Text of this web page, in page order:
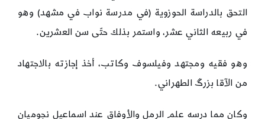
التحق بالدراسة الحوزوية (في مدرسة نواب في مشهد) وهو
في ربيعه الثاني عشر، واستمر بذلك حتّى سن العشرين.
وهو فقيه ومجتهد وفيلسوف وكاتب، أخذ إجازته بالاجتهاد
من الآقا بزرگ الطهراني.
وكان مما درسه علم الرمل والأوفاق عند اسماعيل نجوميان